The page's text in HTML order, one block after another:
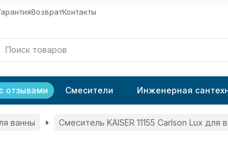
ВозвратКонтакты
отзывами Смесители Инженерная
ванны Смеситель KAISER 11155 Carlson Lux для